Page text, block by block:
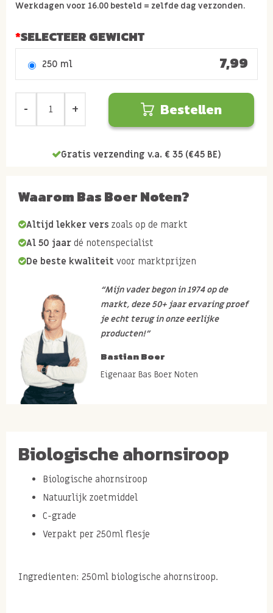
Werkdagen voor 16.00 besteld = zelfde dag verzonden.
SELECTEER GEWICHT
250 ml 7,99
Bestellen
Gratis verzending v.a. € 35 (€45 BE)
Waarom Bas Boer Noten?
Altijd lekker vers zoals op de markt
Al 50 jaar dé notenspecialist
De beste kwaliteit voor marktprijzen
“Mijn vader begon in 1974 op de
markt, deze 50+ jaar ervaring proef
je echt terug in onze eerlijke
producten!”
Bastian Boer
Eigenaar Bas Boer Noten
Biologische ahornsiroop
Biologische ahornsiroop
Natuurlijk zoetmiddel
C-grade
Verpakt per 250ml flesje
Ingredienten: 250ml biologische ahornsiroop.